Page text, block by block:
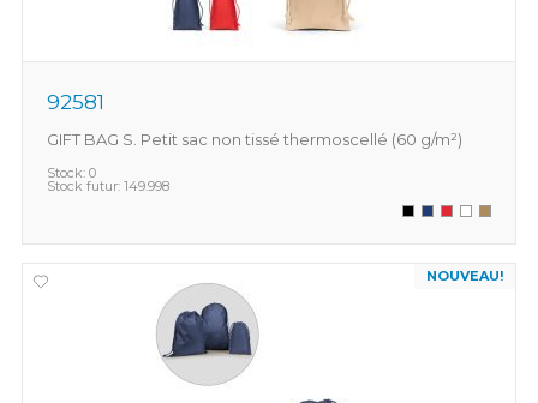
92581
GIFT BAG S. Petit sac non tissé thermoscellé (60 g/m²)
Stock: 0
Stock futur: 149.998
NOUVEAU!